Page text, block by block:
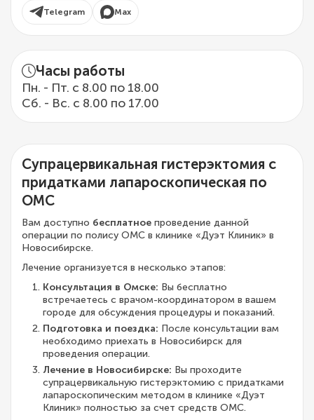
Telegram Max
Часы работы
Пн. - Пт. с 8.00 по 18.00
Сб. - Вс. с 8.00 по 17.00
Супрацервикальная гистерэктомия с
придатками лапароскопическая по
ОМС
Вам доступно бесплатное проведение данной
операции по полису ОМС в клинике «Дуэт Клиник» в
Новосибирске.
Лечение организуется в несколько этапов:
Консультация в Омске: Вы бесплатно
встречаетесь с врачом-координатором в вашем
городе для обсуждения процедуры и показаний.
Подготовка и поездка: После консультации вам
необходимо приехать в Новосибирск для
проведения операции.
Лечение в Новосибирске: Вы проходите
супрацервикальную гистерэктомию с придатками
лапароскопическим методом в клинике «Дуэт
Клиник» полностью за счет средств ОМС.